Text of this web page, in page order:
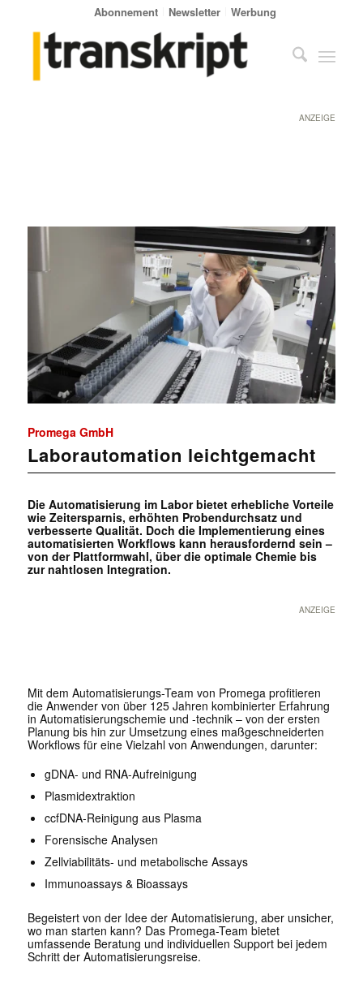
Abonnement Newsletter Werbung
ANZEIGE
Promega GmbH
Laborautomation leichtgemacht
Die Automatisierung im Labor bietet erhebliche Vorteile
wie Zeitersparnis, erhöhten Probendurchsatz und
verbesserte Qualität. Doch die Implementierung eines
automatisierten Workflows kann herausfordernd sein –
von der Plattformwahl, über die optimale Chemie bis
zur nahtlosen Integration.
ANZEIGE
Mit dem Automatisierungs-Team von Promega profitieren
die Anwender von über 125 Jahren kombinierter Erfahrung
in Automatisierungschemie und -technik – von der ersten
Planung bis hin zur Umsetzung eines maßgeschneiderten
Workflows für eine Vielzahl von Anwendungen, darunter:
gDNA- und RNA-Aufreinigung
Plasmidextraktion
ccfDNA-Reinigung aus Plasma
Forensische Analysen
Zellviabilitäts- und metabolische Assays
Immunoassays & Bioassays
Begeistert von der Idee der Automatisierung, aber unsicher,
wo man starten kann? Das Promega-Team bietet
umfassende Beratung und individuellen Support bei jedem
Schritt der Automatisierungsreise.